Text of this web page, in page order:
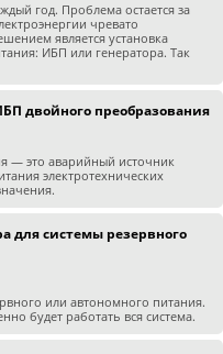
год. Проблема остается за
чревато
является установка
ИБП или генератора. Так
двойного преобразования
— это аварийный источник
электротехнических
для системы резервного
или автономного питания.
будет работать вся система.